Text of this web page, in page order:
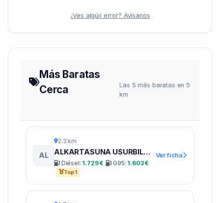
¿Ves algún error? Avísanos
Más Baratas
Cerca
Las 5 más baratas en 5
km
AL
2.3 km
ALKARTASUNA USURBILGO BASERRITARREN KOOPERATIBA
Diésel: 1.729 € G95: 1.603 €
Top 1
Ver ficha